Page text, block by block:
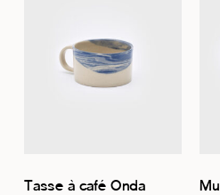
Tasse à café Onda